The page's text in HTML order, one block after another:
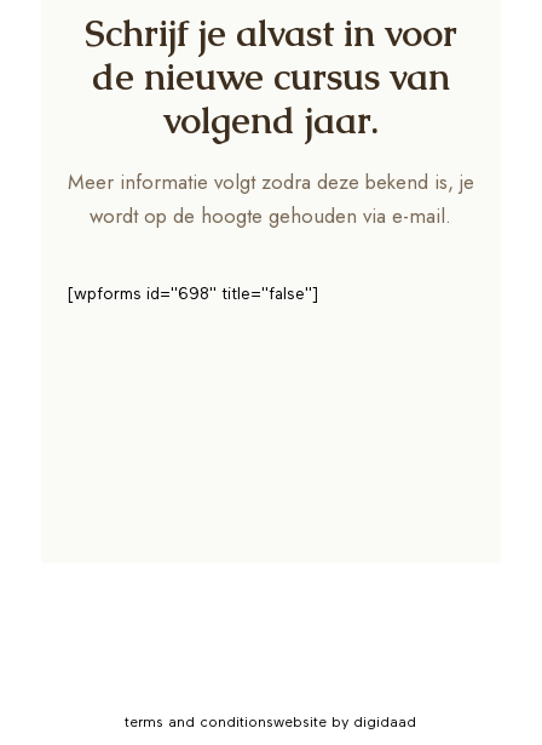
Schrijf je alvast in voor
de nieuwe cursus van
volgend jaar.
Meer informatie volgt zodra deze bekend is, je
wordt op de hoogte gehouden via e-mail.
[wpforms id="698" title="false"]
terms and conditionswebsite by digidaad